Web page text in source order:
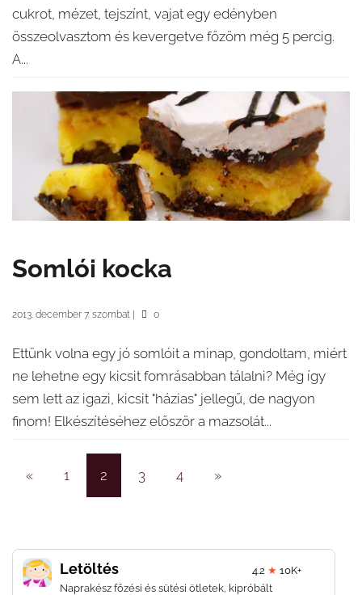
cukrot, mézet, tejszínt, vajat egy edényben
összeolvasztom és kevergetve főzöm még 5 percig.
A...
Somlói kocka
2013. december 7. szombat 0
Ettünk volna egy jó somlóit a minap, gondoltam, miért
ne lehetne egy kicsit fomrásabban tálalni? Még így
sem lett az igazi, kicsit "házias" jellegű, de nagyon
finom! Elkészítéséhez először a mazsolát...
« 1 2 3 4 »
Letöltés 4.2 ★ 10K+
Naprakész főzési és sütési ötletek, kipróbált